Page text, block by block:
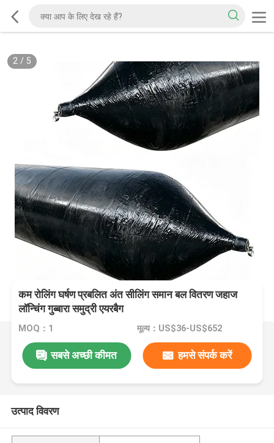
2/ 5
कम रोलिंग घर्षण प्रबलित अंत सीलिंग समान बल वितरण जहाज
लॉन्चिंग गुब्बारा समुद्री एयरबैग
MOQ：1 मूल्य：US$36-US$652
सबसे अच्छी कीमत हमसे संपर्क करें
उत्पाद विवरण